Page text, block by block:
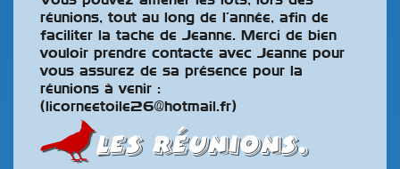
réunions, tout au long de l’année, afin de
faciliter la tache de Jeanne. Merci de bien
vouloir prendre contacte avec Jeanne pour
vous assurez de sa présence pour la
réunions à venir :
(licorneetoile26@hotmail.fr)
Les Réunions.